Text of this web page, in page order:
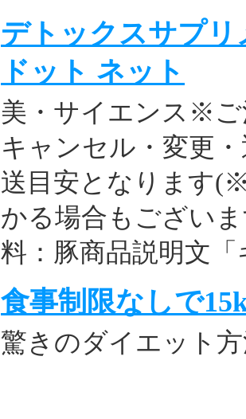
デトックスサプ
ドット ネット
美・サイエンス※ご
キャンセル・変更
送目安となります
かる場合もござい
料：豚商品説明文「
食事制限なしで
驚きのダイエット